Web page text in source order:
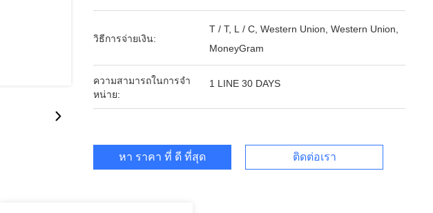
วิธีการจ่ายเงิน:
T / T, L / C, Western Union, Western Union,
MoneyGram
ความสามารถในการจํา
หน่าย:
1 LINE 30 DAYS
หา ราคา ที่ ดี ที่สุด ติดต่อเรา